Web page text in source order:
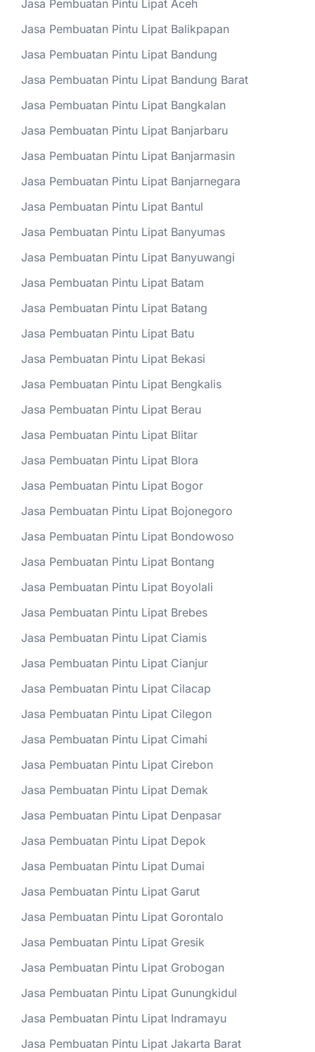
Jasa Pembuatan Pintu Lipat Aceh
Jasa Pembuatan Pintu Lipat Balikpapan
Jasa Pembuatan Pintu Lipat Bandung
Jasa Pembuatan Pintu Lipat Bandung Barat
Jasa Pembuatan Pintu Lipat Bangkalan
Jasa Pembuatan Pintu Lipat Banjarbaru
Jasa Pembuatan Pintu Lipat Banjarmasin
Jasa Pembuatan Pintu Lipat Banjarnegara
Jasa Pembuatan Pintu Lipat Bantul
Jasa Pembuatan Pintu Lipat Banyumas
Jasa Pembuatan Pintu Lipat Banyuwangi
Jasa Pembuatan Pintu Lipat Batam
Jasa Pembuatan Pintu Lipat Batang
Jasa Pembuatan Pintu Lipat Batu
Jasa Pembuatan Pintu Lipat Bekasi
Jasa Pembuatan Pintu Lipat Bengkalis
Jasa Pembuatan Pintu Lipat Berau
Jasa Pembuatan Pintu Lipat Blitar
Jasa Pembuatan Pintu Lipat Blora
Jasa Pembuatan Pintu Lipat Bogor
Jasa Pembuatan Pintu Lipat Bojonegoro
Jasa Pembuatan Pintu Lipat Bondowoso
Jasa Pembuatan Pintu Lipat Bontang
Jasa Pembuatan Pintu Lipat Boyolali
Jasa Pembuatan Pintu Lipat Brebes
Jasa Pembuatan Pintu Lipat Ciamis
Jasa Pembuatan Pintu Lipat Cianjur
Jasa Pembuatan Pintu Lipat Cilacap
Jasa Pembuatan Pintu Lipat Cilegon
Jasa Pembuatan Pintu Lipat Cimahi
Jasa Pembuatan Pintu Lipat Cirebon
Jasa Pembuatan Pintu Lipat Demak
Jasa Pembuatan Pintu Lipat Denpasar
Jasa Pembuatan Pintu Lipat Depok
Jasa Pembuatan Pintu Lipat Dumai
Jasa Pembuatan Pintu Lipat Garut
Jasa Pembuatan Pintu Lipat Gorontalo
Jasa Pembuatan Pintu Lipat Gresik
Jasa Pembuatan Pintu Lipat Grobogan
Jasa Pembuatan Pintu Lipat Gunungkidul
Jasa Pembuatan Pintu Lipat Indramayu
Jasa Pembuatan Pintu Lipat Jakarta Barat